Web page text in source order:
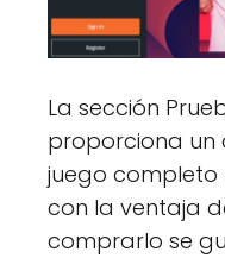
La sección
proporciona un
juego completo
con la ventaja
comprarlo se